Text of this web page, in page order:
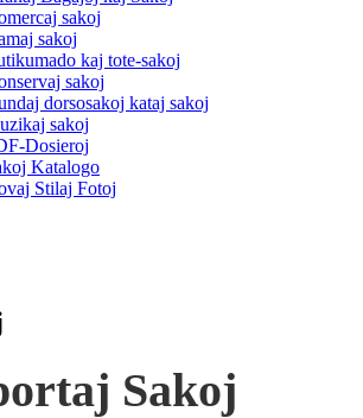
sakoj
sakoj
kaj tote-sakoj
sakoj
dorsosakoj kataj sakoj
sakoj
Dosieroj
Katalogo
Stilaj Fotoj
Sakoj